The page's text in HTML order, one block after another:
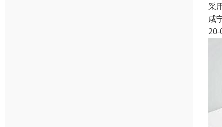
采
咸
20-